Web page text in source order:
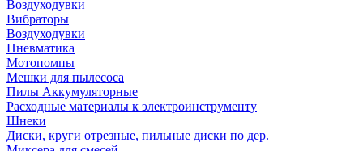
Воздуходувки
Вибраторы
Воздуходувки
Пневматика
Мотопомпы
Мешки для пылесоса
Пилы Аккумуляторные
Расходные материалы к электроинструменту
Шнеки
Диски, круги отрезные, пильные диски по дер.